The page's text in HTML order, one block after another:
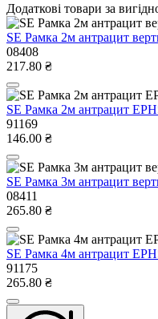
Додаткові товари за
SE Рамка 2м антрацит
08408
217.80 ₴
SE Рамка 2м антрацит
91169
146.00 ₴
SE Рамка 3м антрацит
08411
265.80 ₴
SE Рамка 4м антрацит
91175
265.80 ₴